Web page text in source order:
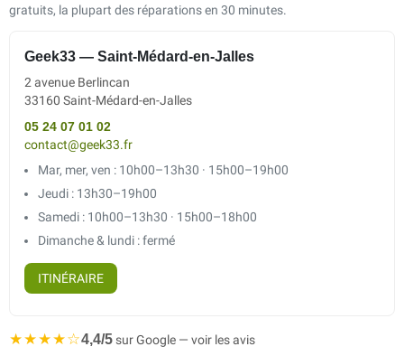
gratuits, la plupart des réparations en 30 minutes.
Geek33 — Saint-Médard-en-Jalles
2 avenue Berlincan
33160 Saint-Médard-en-Jalles
05 24 07 01 02
contact@geek33.fr
Mar, mer, ven : 10h00–13h30 · 15h00–19h00
Jeudi : 13h30–19h00
Samedi : 10h00–13h30 · 15h00–18h00
Dimanche & lundi : fermé
ITINÉRAIRE
★★★★☆4,4/5sur Google — voir les avis